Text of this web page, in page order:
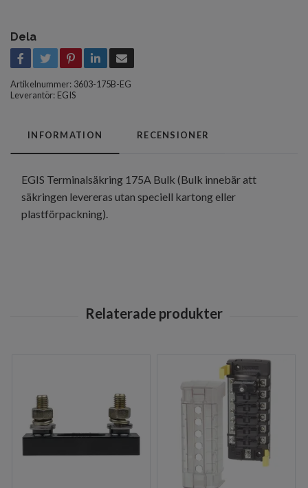
Dela
Artikelnummer: 3603-175B-EG
Leverantör: EGIS
INFORMATION RECENSIONER
EGIS Terminalsäkring 175A Bulk (Bulk innebär att
säkringen levereras utan speciell kartong eller
plastförpackning).